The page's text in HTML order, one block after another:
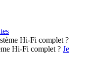
Hi-Fi complet ? Je